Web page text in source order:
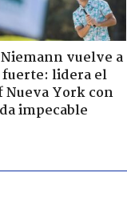
vuelve a
lidera el
Nueva York con
impecable